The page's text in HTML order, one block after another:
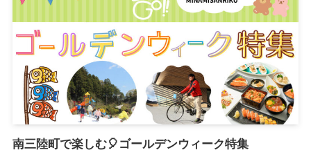
南三陸町で楽しむ🎈ゴールデンウィーク特集